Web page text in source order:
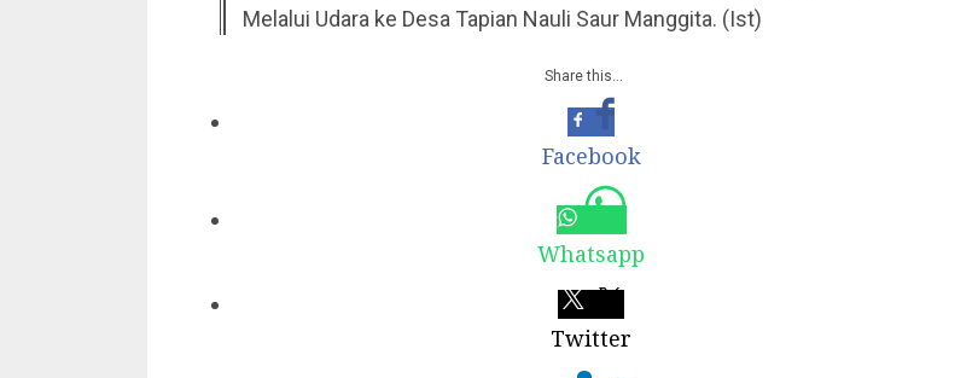
Melalui Udara ke Desa Tapian Nauli Saur Manggita. (Ist)
Share this…
Facebook
Whatsapp
Twitter